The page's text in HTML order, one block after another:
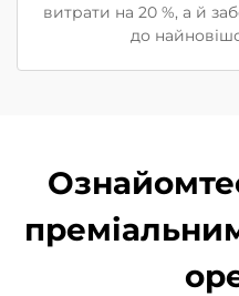
витрати на 20 %, а й
до